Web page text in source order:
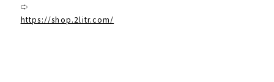
⇨
https://shop.2litr.com/